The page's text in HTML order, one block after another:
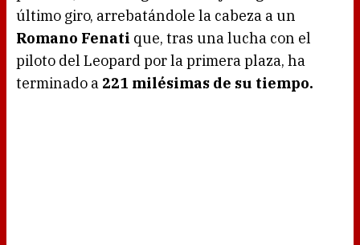
último giro, arrebatándole la cabeza a un
Romano Fenati que, tras una lucha con el
piloto del Leopard por la primera plaza, ha
terminado a 221 milésimas de su tiempo.